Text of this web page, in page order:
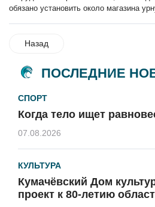
обязано установить около магазина
Назад
ПОСЛЕДНИЕ
СПОРТ
Когда тело ищет
07.08.2026
КУЛЬТУРА
Кумачёвский Дом
проект к 80-летию